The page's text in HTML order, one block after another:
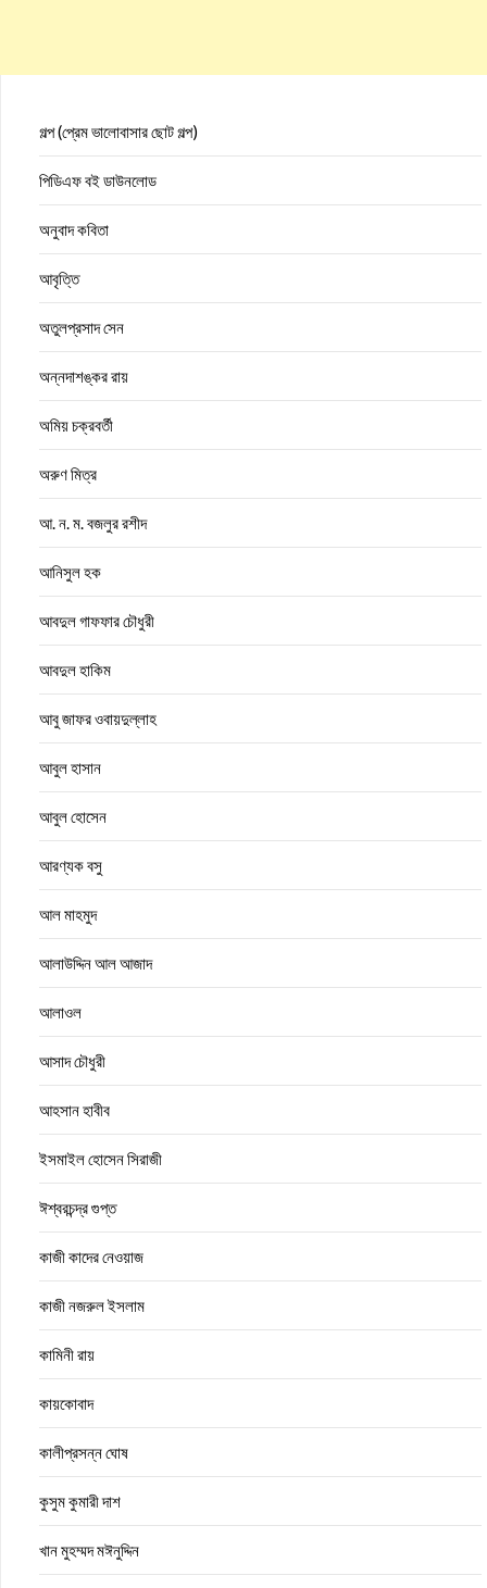
গল্প (প্রেম ভালোবাসার ছোট গল্প)
পিডিএফ বই ডাউনলোড
অনুবাদ কবিতা
আবৃত্তি
অতুলপ্রসাদ সেন
অন্নদাশঙ্কর রায়
অমিয় চক্রবর্তী
অরুণ মিত্র
আ. ন. ম. বজলুর রশীদ
আনিসুল হক
আবদুল গাফফার চৌধুরী
আবদুল হাকিম
আবু জাফর ওবায়দুল্লাহ
আবুল হাসান
আবুল হোসেন
আরণ্যক বসু
আল মাহমুদ
আলাউদ্দিন আল আজাদ
আলাওল
আসাদ চৌধুরী
আহসান হাবীব
ইসমাইল হোসেন সিরাজী
ঈশ্বরচন্দ্র গুপ্ত
কাজী কাদের নেওয়াজ
কাজী নজরুল ইসলাম
কামিনী রায়
কায়কোবাদ
কালীপ্রসন্ন ঘোষ
কুসুম কুমারী দাশ
খান মুহম্মদ মঈনুদ্দিন